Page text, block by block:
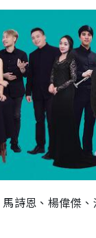
詩恩、楊偉傑